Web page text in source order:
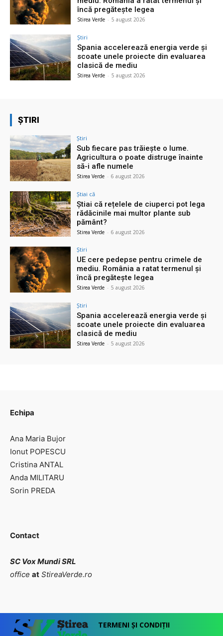
încă pregătește legea
Stirea Verde - 5 august 2026
Știri
Spania accelerează energia verde și
scoate unele proiecte din evaluarea
clasică de mediu
Stirea Verde - 5 august 2026
ȘTIRI
Știri
Sub fiecare pas trăiește o lume.
Agricultura o poate distruge înainte
să-i afle numele
Stirea Verde - 6 august 2026
Știai că
Știai că rețelele de ciuperci pot lega
rădăcinile mai multor plante sub
pământ?
Stirea Verde - 6 august 2026
Știri
UE cere pedepse pentru crimele de
mediu. România a ratat termenul și
încă pregătește legea
Stirea Verde - 5 august 2026
Știri
Spania accelerează energia verde și
scoate unele proiecte din evaluarea
clasică de mediu
Stirea Verde - 5 august 2026
Echipa
Ana Maria Bujor
Ionut POPESCU
Cristina ANTAL
Anda MILITARU
Sorin PREDA
Contact
SC Vox Mundi SRL
office at StireaVerde.ro
TERMENI ȘI CONDIȚII